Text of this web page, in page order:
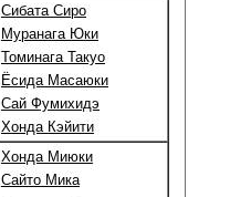
Сибата Сиро
Муранага Юки
Томинага Такуо
Ёсида Масаюки
Сай Фумихидэ
Хонда Кэйити
Хонда Миюки
Сайто Мика